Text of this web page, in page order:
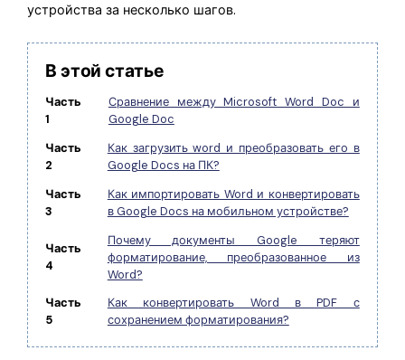
устройства за несколько шагов.
В этой статье
Часть
1
Сравнение между Microsoft Word Doc и
Google Doc
Часть
2
Как загрузить word и преобразовать его в
Google Docs на ПК?
Часть
3
Как импортировать Word и конвертировать
в Google Docs на мобильном устройстве?
Часть
4
Почему документы Google теряют
форматирование, преобразованное из
Word?
Часть
5
Как конвертировать Word в PDF с
сохранением форматирования?